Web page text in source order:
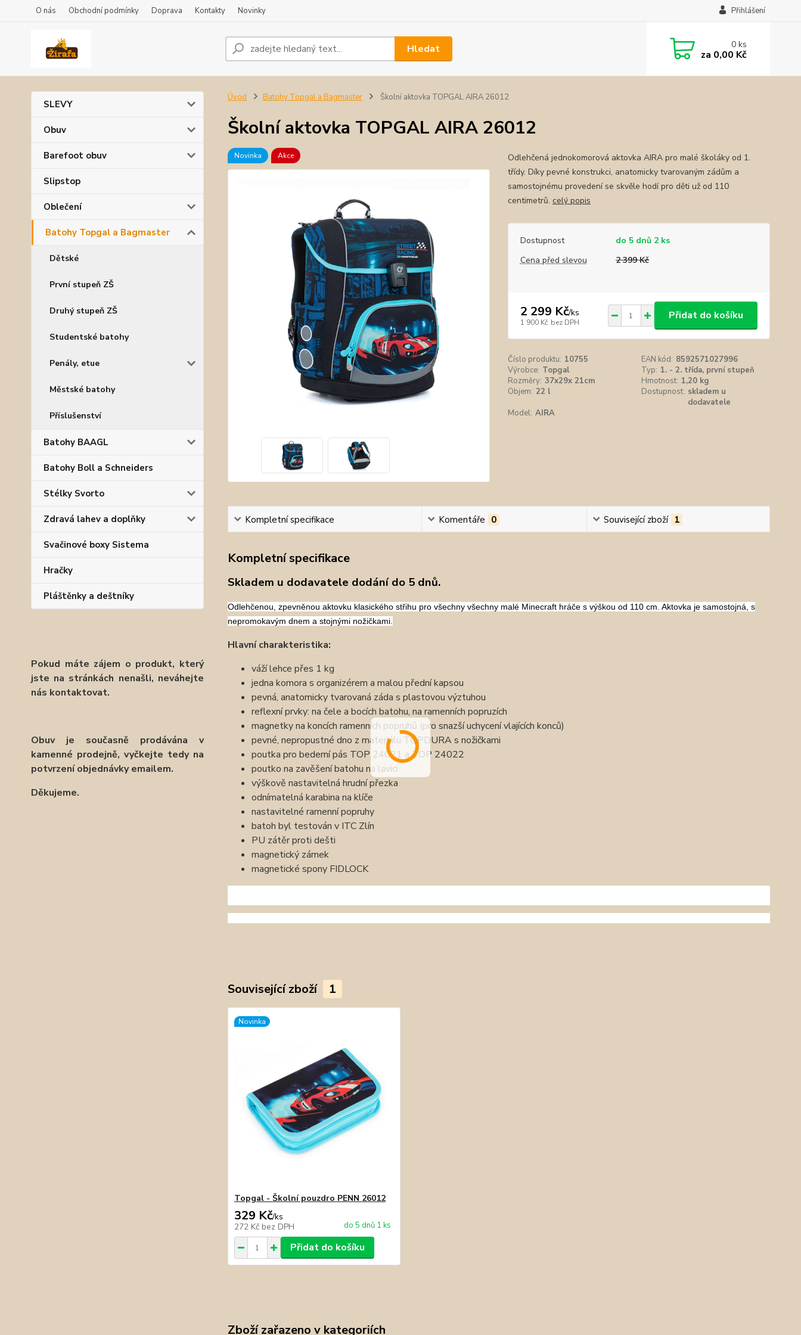
O nás Obchodní podmínky Doprava Kontakty Novinky Přihlášení
Hledat 0ks
za 0,00 Kč
SLEVY
Obuv
Barefoot obuv
Slipstop
Oblečení
Batohy Topgal a Bagmaster
Dětské
První stupeň ZŠ
Druhý stupeň ZŠ
Studentské batohy
Penály, etue
Městské batohy
Příslušenství
Batohy BAAGL
Batohy Boll a Schneiders
Stélky Svorto
Zdravá lahev a doplňky
Svačinové boxy Sistema
Hračky
Pláštěnky a deštníky
Pokud máte zájem o produkt, který
jste na stránkách nenašli, neváhejte
nás kontaktovat.
Obuv je současně prodávána v
kamenné prodejně, vyčkejte tedy na
potvrzení objednávky emailem.
Děkujeme.
Úvod Batohy Topgal a Bagmaster Školní aktovka TOPGAL AIRA 26012
Školní aktovka TOPGAL AIRA 26012
Novinka Akce
Odlehčená jednokomorová aktovka AIRA pro malé školáky od 1.
třídy. Díky pevné konstrukci, anatomicky tvarovaným zádům a
samostojnému provedení se skvěle hodí pro děti už od 110
centimetrů. celý popis
Dostupnost
do 5 dnů 2 ks
Cena před slevou
2 399 Kč
2 299 Kč/ks
1 900 Kč bez DPH
Přidat do košíku
Číslo produktu: 10755 EAN kód: 8592571027996
Výrobce: Topgal Typ: 1. - 2. třída, první stupeň
Rozměry: 37x29x 21cm Hmotnost: 1,20 kg
Objem: 22 l Dostupnost: skladem u
dodavatele
Model: AIRA
Kompletní specifikace Komentáře 0 Související zboží 1
Kompletní specifikace
Skladem u dodavatele dodání do 5 dnů.
Odlehčenou, zpevněnou aktovku klasického střihu pro všechny všechny malé Minecraft hráče s výškou od 110 cm. Aktovka je samostojná, s
nepromokavým dnem a stojnými nožičkami.
Hlavní charakteristika:
váží lehce přes 1 kg
jedna komora s organizérem a malou přední kapsou
pevná, anatomicky tvarovaná záda s plastovou výztuhou
reflexní prvky: na čele a bocích batohu, na ramenních popruzích
magnetky na koncích ramenních popruhů (pro snazší uchycení vlajících konců)
pevné, nepropustné dno z materiálu TOPDURA s nožičkami
poutka pro bederní pás TOP 24021 a TOP 24022
poutko na zavěšení batohu na lavici
výškově nastavitelná hrudní přezka
odnímatelná karabina na klíče
nastavitelné ramenní popruhy
batoh byl testován v ITC Zlín
PU zátěr proti dešti
magnetický zámek
magnetické spony FIDLOCK
Související zboží 1
Novinka
Topgal - Školní pouzdro PENN 26012
329 Kč/ks
272 Kč bez DPH do 5 dnů 1 ks
Přidat do košíku
Zboží zařazeno v kategoriích